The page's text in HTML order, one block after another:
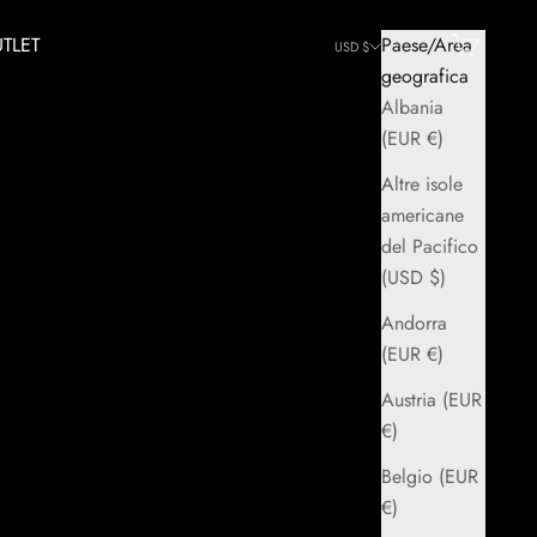
USD $
Paese/Area
geografica
Albania
(EUR €)
Altre isole
americane
del Pacifico
(USD $)
Andorra
(EUR €)
Austria (EUR
€)
Belgio (EUR
€)
CercaCarrello